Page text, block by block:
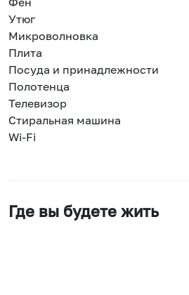
Утюг
Микроволновка
Плита
Посуда и принадлежности
Полотенца
Телевизор
Стиральная машина
Wi-Fi
Где вы будете жить